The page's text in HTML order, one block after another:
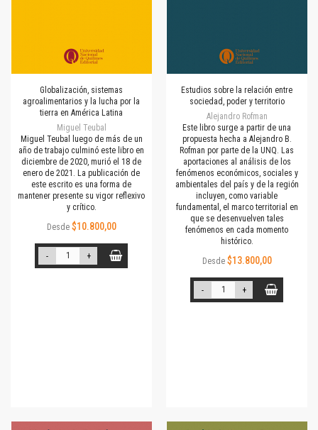
Globalización, sistemas
agroalimentarios y la lucha por la
tierra en América Latina
Miguel Teubal
Miguel Teubal luego de más de un
año de trabajo culminó este libro en
diciembre de 2020, murió el 18 de
enero de 2021. La publicación de
este escrito es una forma de
mantener presente su vigor reflexivo
y crítico.
Desde $10.800,00
- +
Estudios sobre la relación entre
sociedad, poder y territorio
Alejandro Rofman
Este libro surge a partir de una
propuesta hecha a Alejandro B.
Rofman por parte de la UNQ. Las
aportaciones al análisis de los
fenómenos económicos, sociales y
ambientales del país y de la región
incluyen, como variable
fundamental, el marco territorial en
que se desenvuelven tales
fenómenos en cada momento
histórico.
Desde $13.800,00
- +